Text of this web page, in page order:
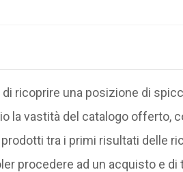
ricoprire una posizione di
la vastità del catalogo offerto,
tra i primi risultati delle
procedere ad un acquisto e di